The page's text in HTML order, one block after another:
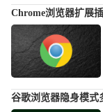
Chrome浏览器扩展
谷歌浏览器隐身模式